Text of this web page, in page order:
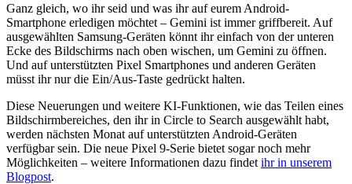
Ganz gleich, wo ihr seid und was ihr auf eurem Android-
Smartphone erledigen möchtet – Gemini ist immer griffbereit. Auf
ausgewählten Samsung-Geräten könnt ihr einfach von der unteren
Ecke des Bildschirms nach oben wischen, um Gemini zu öffnen.
Und auf unterstützten Pixel Smartphones und anderen Geräten
müsst ihr nur die Ein/Aus-Taste gedrückt halten.
Diese Neuerungen und weitere KI-Funktionen, wie das Teilen eines
Bildschirmbereiches, den ihr in Circle to Search ausgewählt habt,
werden nächsten Monat auf unterstützten Android-Geräten
verfügbar sein. Die neue Pixel 9-Serie bietet sogar noch mehr
Möglichkeiten – weitere Informationen dazu findet ihr in unserem
Blogpost.